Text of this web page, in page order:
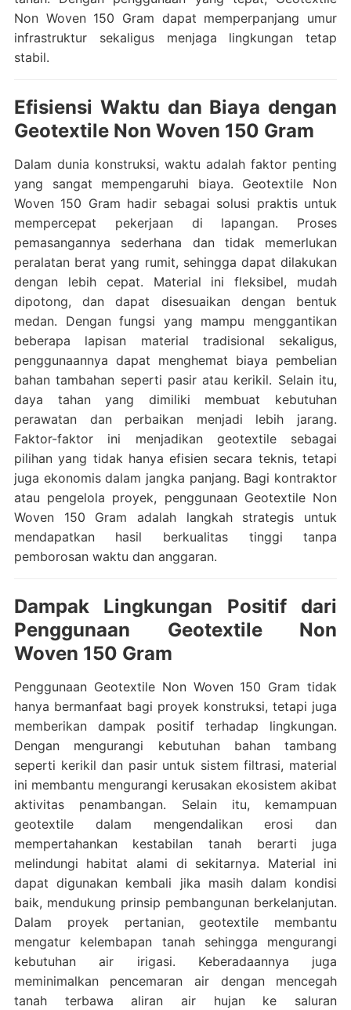
Non Woven 150 Gram dapat memperpanjang umur
infrastruktur sekaligus menjaga lingkungan tetap
stabil.
Efisiensi Waktu dan Biaya dengan
Geotextile Non Woven 150 Gram
Dalam dunia konstruksi, waktu adalah faktor penting
yang sangat mempengaruhi biaya. Geotextile Non
Woven 150 Gram hadir sebagai solusi praktis untuk
mempercepat pekerjaan di lapangan. Proses
pemasangannya sederhana dan tidak memerlukan
peralatan berat yang rumit, sehingga dapat dilakukan
dengan lebih cepat. Material ini fleksibel, mudah
dipotong, dan dapat disesuaikan dengan bentuk
medan. Dengan fungsi yang mampu menggantikan
beberapa lapisan material tradisional sekaligus,
penggunaannya dapat menghemat biaya pembelian
bahan tambahan seperti pasir atau kerikil. Selain itu,
daya tahan yang dimiliki membuat kebutuhan
perawatan dan perbaikan menjadi lebih jarang.
Faktor-faktor ini menjadikan geotextile sebagai
pilihan yang tidak hanya efisien secara teknis, tetapi
juga ekonomis dalam jangka panjang. Bagi kontraktor
atau pengelola proyek, penggunaan Geotextile Non
Woven 150 Gram adalah langkah strategis untuk
mendapatkan hasil berkualitas tinggi tanpa
pemborosan waktu dan anggaran.
Dampak Lingkungan Positif dari
Penggunaan Geotextile Non
Woven 150 Gram
Penggunaan Geotextile Non Woven 150 Gram tidak
hanya bermanfaat bagi proyek konstruksi, tetapi juga
memberikan dampak positif terhadap lingkungan.
Dengan mengurangi kebutuhan bahan tambang
seperti kerikil dan pasir untuk sistem filtrasi, material
ini membantu mengurangi kerusakan ekosistem akibat
aktivitas penambangan. Selain itu, kemampuan
geotextile dalam mengendalikan erosi dan
mempertahankan kestabilan tanah berarti juga
melindungi habitat alami di sekitarnya. Material ini
dapat digunakan kembali jika masih dalam kondisi
baik, mendukung prinsip pembangunan berkelanjutan.
Dalam proyek pertanian, geotextile membantu
mengatur kelembapan tanah sehingga mengurangi
kebutuhan air irigasi. Keberadaannya juga
meminimalkan pencemaran air dengan mencegah
tanah terbawa aliran air hujan ke saluran